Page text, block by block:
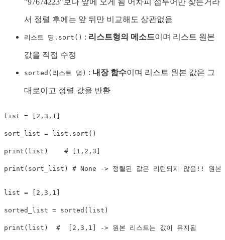
"97674223"보다 앞에 오게 됨 어차피 접두어만 찾는거라
서 정렬 후에는 앞 뒤만 비교해도 상관없음
리스트 명.sort() : 리스트형의 메소드이며 리스트 원본
값을 직접 수정
sorted(리스트 명) : 내장 함수이며 리스트 원본 값은 그
대로이고 정렬 값을 반환
list = 2 , 3 , 1
sort_list = list . sort ( )
print ( list ) # [1,2,3]
print ( sort_list ) # None -> 정렬된 값은 리턴되지 않음!! 원본
list = 2 , 3 , 1
sorted_list = sorted ( list )
print ( list ) #  [2,3,1] -> 원본 리스트는 값이 유지됨